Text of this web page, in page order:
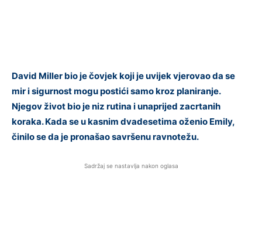
David Miller bio je čovjek koji je uvijek vjerovao da se
mir i sigurnost mogu postići samo kroz planiranje.
Njegov život bio je niz rutina i unaprijed zacrtanih
koraka. Kada se u kasnim dvadesetima oženio Emily,
činilo se da je pronašao savršenu ravnotežu.
Sadržaj se nastavlja nakon oglasa